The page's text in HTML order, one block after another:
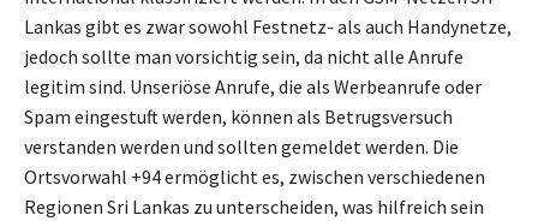
Lankas gibt es zwar sowohl Festnetz- als auch Handynetze,
jedoch sollte man vorsichtig sein, da nicht alle Anrufe
legitim sind. Unseriöse Anrufe, die als Werbeanrufe oder
Spam eingestuft werden, können als Betrugsversuch
verstanden werden und sollten gemeldet werden. Die
Ortsvorwahl +94 ermöglicht es, zwischen verschiedenen
Regionen Sri Lankas zu unterscheiden, was hilfreich sein